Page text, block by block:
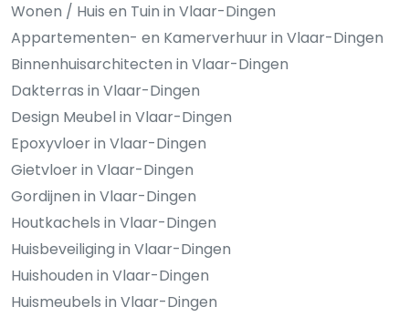
Wonen / Huis en Tuin in Vlaar-Dingen
Appartementen- en Kamerverhuur in Vlaar-Dingen
Binnenhuisarchitecten in Vlaar-Dingen
Dakterras in Vlaar-Dingen
Design Meubel in Vlaar-Dingen
Epoxyvloer in Vlaar-Dingen
Gietvloer in Vlaar-Dingen
Gordijnen in Vlaar-Dingen
Houtkachels in Vlaar-Dingen
Huisbeveiliging in Vlaar-Dingen
Huishouden in Vlaar-Dingen
Huismeubels in Vlaar-Dingen